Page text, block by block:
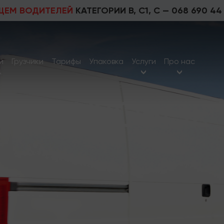
ВОДИТЕЛЕЙ КАТЕГОРИИ В, С1, С — 068 690 44
Грузчики Тарифы Упаковка Услуги Про нас
ГРУЗОВОЕ